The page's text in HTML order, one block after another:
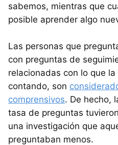
sabemos, mientras que
posible aprender algo
Las personas que
con preguntas de
relacionadas con lo que
contando, son
comprensivos. De hecho,
tasa de preguntas
una investigación que
preguntaban menos.